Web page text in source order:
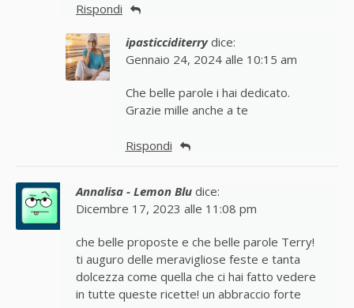
Rispondi
ipasticciditerry dice:
Gennaio 24, 2024 alle 10:15 am
Che belle parole i hai dedicato.
Grazie mille anche a te
Rispondi
Annalisa - Lemon Blu dice:
Dicembre 17, 2023 alle 11:08 pm
che belle proposte e che belle parole Terry!
ti auguro delle meravigliose feste e tanta
dolcezza come quella che ci hai fatto vedere
in tutte queste ricette! un abbraccio forte